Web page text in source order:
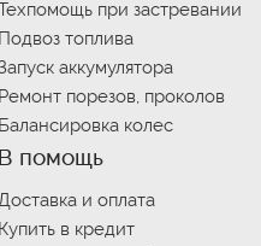
при застревании
Подвоз топлива
аккумулятора
Ремонт порезов, проколов
Балансировка колес
В помощь
и оплата
Купить в кредит